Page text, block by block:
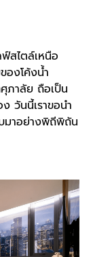
สไตล์เหนือ
งโค้งน้ำ
ศุภาลัย ถือเป็น
วันนี้เราขอนำ
มาอย่างพิถีพิถัน